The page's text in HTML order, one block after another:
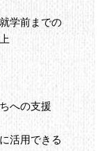
学前までの
への支援
活用できる